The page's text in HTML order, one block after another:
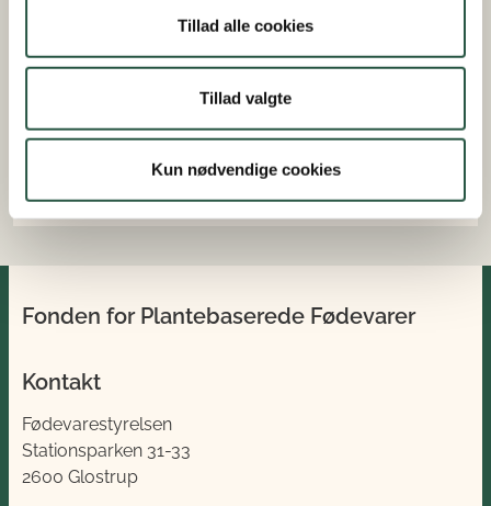
Tillad alle cookies
Tillad valgte
Kun nødvendige cookies
4.952.479 kroner
Projektet vil øge andelen af plantebaseret mad i
offentlige og private storkøkkener og foodservices
Fonden for Plantebaserede Fødevarer
Kontakt
Fødevarestyrelsen
Stationsparken 31-33
2600 Glostrup